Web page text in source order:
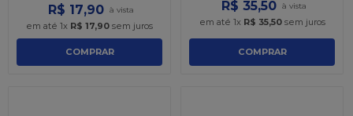
R$ 17,90
em até 1x R$ 17,90 sem juros
COMPRAR
R$ 35,50
em até 1x R$ 35,50sem juros
COMPRAR